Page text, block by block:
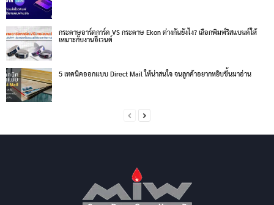
กระดาษอาร์ตการ์ด VS กระดาษ Ekon ต่างกันยังไง? เลือกพิมพ์ริสแบนด์ให้
เหมาะกับงานอีเวนต์
5 เทคนิคออกแบบ Direct Mail ให้น่าสนใจ จนลูกค้าอยากหยิบขึ้นมาอ่าน